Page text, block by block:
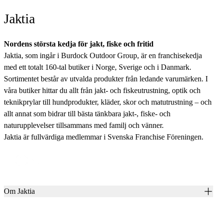
Jaktia
Nordens största kedja för jakt, fiske och fritid
Jaktia, som ingår i Burdock Outdoor Group, är en franchisekedja
med ett totalt 160-tal butiker i Norge, Sverige och i Danmark.
Sortimentet består av utvalda produkter från ledande varumärken. I
våra butiker hittar du allt från jakt- och fiskeutrustning, optik och
teknikprylar till hundprodukter, kläder, skor och matutrustning – och
allt annat som bidrar till bästa tänkbara jakt-, fiske- och
naturupplevelser tillsammans med familj och vänner.
Jaktia är fullvärdiga medlemmar i Svenska Franchise Föreningen.
Om Jaktia